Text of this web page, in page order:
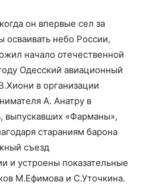
он впервые сел за
осваивать небо России,
начало отечественной
Одесский авиационный
в организации
А. Анатру в
выпускавших «Фарманы»,
стараниям барона
съезд
и устроены показательные
М.Ефимова и С.Уточкина.